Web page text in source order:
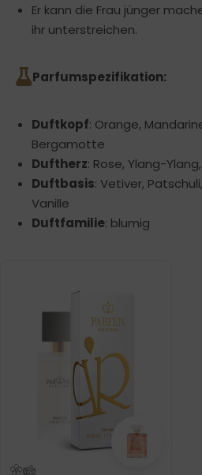
Er kann die Frau jünger
ihr unterstreichen.
Parfumspezifikation:
Duftkopf: Orange,
Bergamotte
Duftherz: Rose, Ylang-
Duftbasis: Vetiver,
Vanille
Duftfamilie: blumig